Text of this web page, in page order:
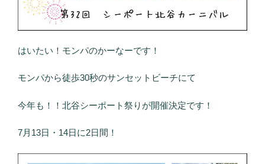
はいたい！モンパのかーなーです！
モンパから徒歩30秒のサンセットビーチにて
今年も！！北谷シーポート祭りが開催決定です！
7月13日・14日に2日間！